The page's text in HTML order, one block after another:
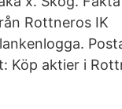
Rottneros IK
Köp aktier i